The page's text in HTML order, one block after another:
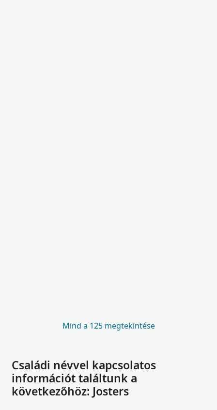
Mind a 125 megtekintése
Családi névvel kapcsolatos
információt találtunk a
következőhöz: Josters